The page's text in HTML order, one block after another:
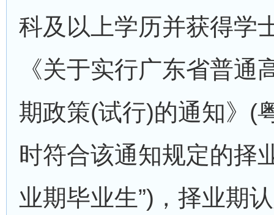
科及以上学历并获得学
《关于实行广东省普
期政策(试行)的通知》(
时符合该通知规定的择
业期毕业生”)，择业期